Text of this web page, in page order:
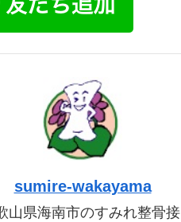
sumire-wakayama
山県海南市のすみれ整骨接